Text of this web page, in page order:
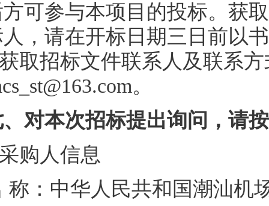
可参与本项目的投标。获
，请在开标日期三日前以
取招标文件联系人及联系方
。
对本次招标提出询问，请
购人信息
称：中华人民共和国